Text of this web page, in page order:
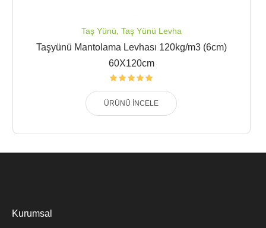
Taş Yünü Taş Yünü Levha
Taşyünü Mantolama Levhası 120kg/m3 (6cm)
60X120cm
ÜRÜNÜ İNCELE
Kurumsal